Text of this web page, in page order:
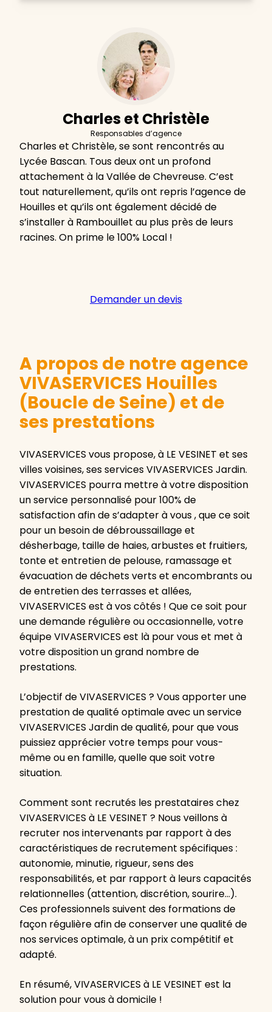
Charles et Christèle
Responsables d’agence
Charles et Christèle, se sont rencontrés au
Lycée Bascan. Tous deux ont un profond
attachement à la Vallée de Chevreuse. C’est
tout naturellement, qu’ils ont repris l’agence de
Houilles et qu’ils ont également décidé de
s’installer à Rambouillet au plus près de leurs
racines. On prime le 100% Local !
Demander un devis
A propos de notre agence
VIVASERVICES Houilles
(Boucle de Seine) et de
ses prestations
VIVASERVICES vous propose, à LE VESINET et ses
villes voisines, ses services VIVASERVICES Jardin.
VIVASERVICES pourra mettre à votre disposition
un service personnalisé pour 100% de
satisfaction afin de s’adapter à vous , que ce soit
pour un besoin de débroussaillage et
désherbage, taille de haies, arbustes et fruitiers,
tonte et entretien de pelouse, ramassage et
évacuation de déchets verts et encombrants ou
de entretien des terrasses et allées,
VIVASERVICES est à vos côtés ! Que ce soit pour
une demande régulière ou occasionnelle, votre
équipe VIVASERVICES est là pour vous et met à
votre disposition un grand nombre de
prestations.
L’objectif de VIVASERVICES ? Vous apporter une
prestation de qualité optimale avec un service
VIVASERVICES Jardin de qualité, pour que vous
puissiez apprécier votre temps pour vous-
même ou en famille, quelle que soit votre
situation.
Comment sont recrutés les prestataires chez
VIVASERVICES à LE VESINET ? Nous veillons à
recruter nos intervenants par rapport à des
caractéristiques de recrutement spécifiques :
autonomie, minutie, rigueur, sens des
responsabilités, et par rapport à leurs capacités
relationnelles (attention, discrétion, sourire…).
Ces professionnels suivent des formations de
façon régulière afin de conserver une qualité de
nos services optimale, à un prix compétitif et
adapté.
En résumé, VIVASERVICES à LE VESINET est la
solution pour vous à domicile !